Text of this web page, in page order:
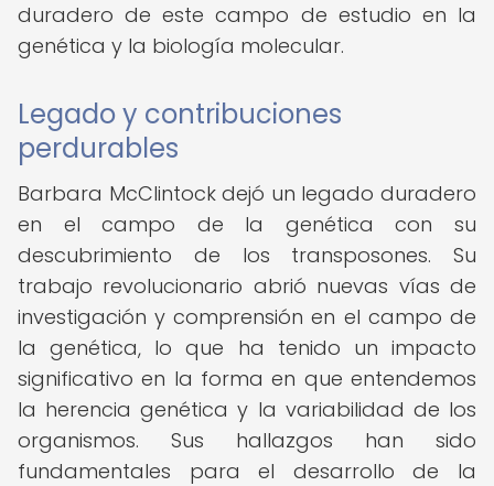
duradero de este campo de estudio en la
genética y la biología molecular.
Legado y contribuciones
perdurables
Barbara McClintock dejó un legado duradero
en el campo de la genética con su
descubrimiento de los transposones. Su
trabajo revolucionario abrió nuevas vías de
investigación y comprensión en el campo de
la genética, lo que ha tenido un impacto
significativo en la forma en que entendemos
la herencia genética y la variabilidad de los
organismos. Sus hallazgos han sido
fundamentales para el desarrollo de la